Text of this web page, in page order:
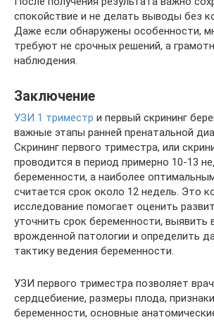
спокойствие и не делать выводы без
Даже если обнаружены особенности,
требуют не срочных решений, а
наблюдения.
Заключение
УЗИ 1 триместр и первый скрининг
важные этапы ранней пренатальной
Скрининг первого триместра, или
проводится в период примерно 10-13
беременности, а наиболее
считается срок около 12 недель. Это
исследование помогает оценить
уточнить срок беременности, выявить
врожденной патологии и определить
тактику ведения беременности.
УЗИ первого триместра позволяет
сердцебиение, размеры плода,
беременности, основные